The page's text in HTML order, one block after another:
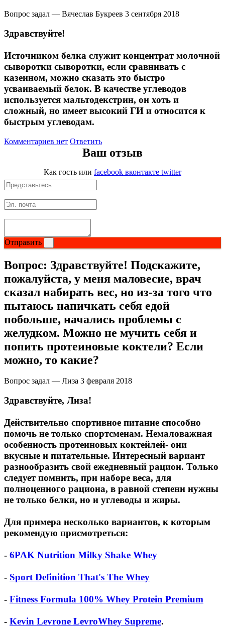
Вопрос задал — Вячеслав Букреев 3 сентября 2018
Здравствуйте!
Источником белка служит концентрат молочной
сыворотки сыворотки, если сравнивать с
казеином, можно сказать это быстро
усваиваемый белок. В качестве углеводов
используется мальтодекстрин, он хоть и
сложный, но имеет высокий ГИ и относится к
быстрым углеводам.
Комментариев нет Ответить
Ваш отзыв
Как гость или facebook вконтакте twitter
Отправить
Вопрос: Здравствуйте! Подскажите,
пожалуйста, у меня маловесие, врач
сказал набирать вес, но из-за того что
пытаюсь напичкать себя едой
побольше, начались проблемы с
желудком. Можно не мучить себя и
попить протеиновые коктели? Если
можно, то какие?
Вопрос задал — Лиза 3 февраля 2018
Здравствуйте, Лиза!
Действительно спортивное питание способно
помочь не только спортсменам. Немаловажная
особенность протеиновых коктейлей- они
вкусные и питательные. Интересный вариант
разнообразить свой ежедневный рацион. Только
следует помнить, при наборе веса, для
полноценного рациона, в равной степени нужны
не только белки, но и углеводы и жиры.
Для примера несколько вариантов, к которым
рекомендую присмотреться:
- 6PAK Nutrition Milky Shake Whey
- Sport Definition That's The Whey
- Fitness Formula 100% Whey Protein Premium
- Kevin Levrone LevroWhey Supreme.